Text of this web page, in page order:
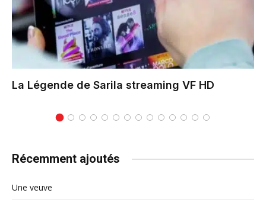
La Légende de Sarila streaming VF HD
Récemment ajoutés
Une veuve